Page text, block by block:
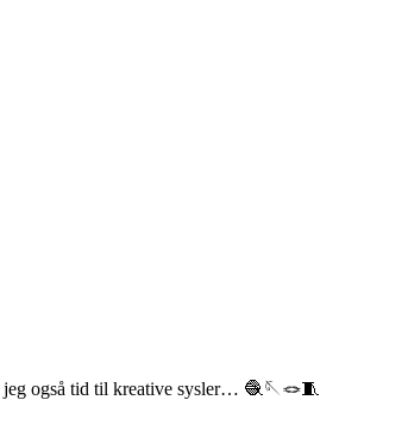
jeg også tid til kreative sysler… 🧶🪡🪢🧵